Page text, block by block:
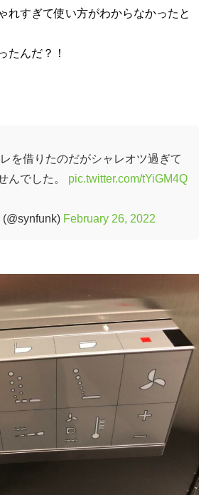
れすぎて使い方がわからなかったと
たんだ？！
を借りたのだがシャレオツ過ぎて
んでした。 pic.twitter.com/tYiGM4Q
February 26, 2022